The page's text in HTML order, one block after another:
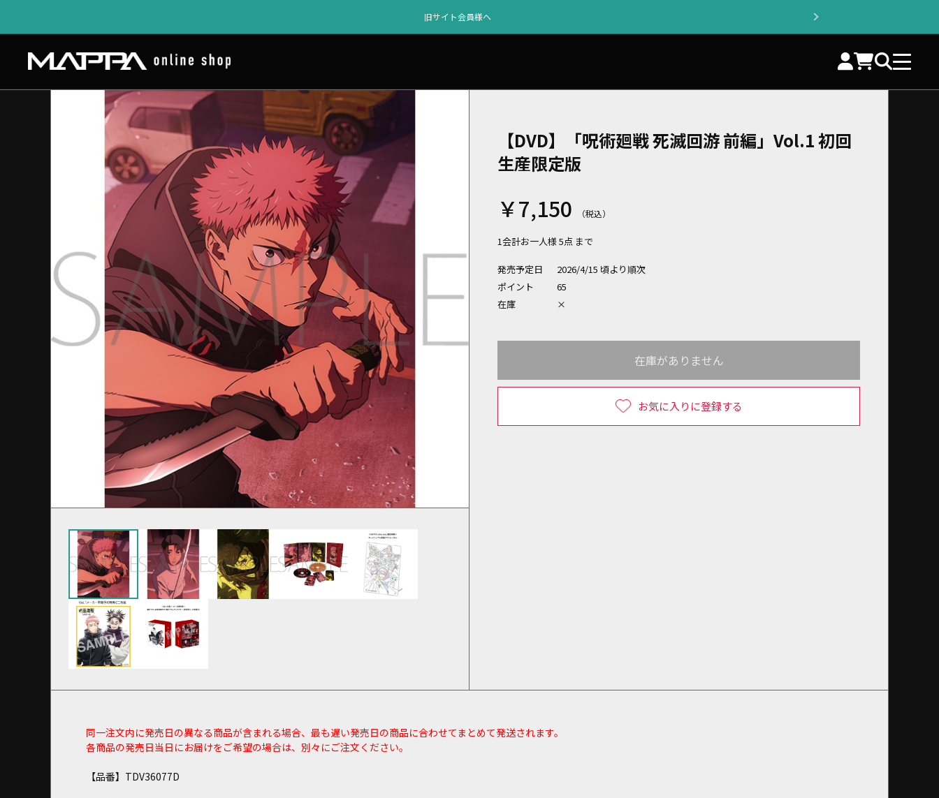
旧サイト会員様へ
【DVD】「呪術廻戦 死滅回游 前編」Vol.1 初回
生産限定版
￥7,150
1会計お一人様 5点 まで
発売予定日
2026/4/15 頃より順次
ポイント
65
在庫
×
お気に入りに登録する
在庫がありません
同一注文内に発売日の異なる商品が含まれる場合、最も遅い発売日の商品に合わせてまとめて発送されます。
各商品の発売日当日にお届けをご希望の場合は、別々にご注文ください。
【品番】TDV36077D